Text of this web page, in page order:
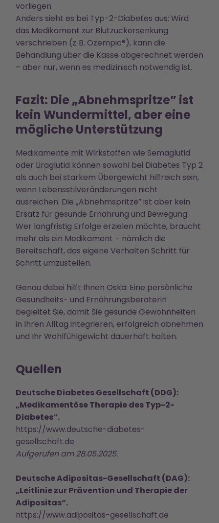
vorliegen.
Anders sieht es bei Typ-2-Diabetes aus: Wird
das Medikament zur Blutzuckersenkung
verschrieben (z. B. Ozempic®), kann die
Behandlung über die Kasse abgerechnet werden
– aber nur, wenn es medizinisch notwendig ist.
Fazit: Die „Abnehmspritze” ist
kein Wundermittel, aber eine
mögliche Unterstützung
Medikamente mit Wirkstoffen wie Semaglutid
oder Liraglutid können sowohl bei Diabetes Typ 2
als auch bei starkem Übergewicht hilfreich sein,
wenn Lebensstilveränderungen nicht
ausreichen. Die „Abnehmspritze” ist aber kein
Ersatz für gesunde Ernährung und Bewegung.
Wer langfristig Erfolge erzielen möchte, braucht
mehr als ein Medikament – nämlich die
Bereitschaft, das eigene Verhalten Schritt für
Schritt umzustellen.
Genau dabei hilft Ihnen Oska: Eine persönliche
Gesundheits- und Ernährungsberaterin
begleitet Sie, damit Sie gesunde Gewohnheiten
in Ihren Alltag integrieren, erfolgreich abnehmen
und Ihr Wohlfühlgewicht dauerhaft halten.
Quellen
Deutsche Diabetes Gesellschaft (DDG):
„Medikamentöse Therapie des Typ-2-
Diabetes“.
https://www.deutsche-diabetes-
gesellschaft.de
Aufgerufen am 28.05.2025.
Deutsche Adipositas-Gesellschaft (DAG):
„Leitlinie zur Prävention und Therapie der
Adipositas“.
https://www.adipositas-gesellschaft.de